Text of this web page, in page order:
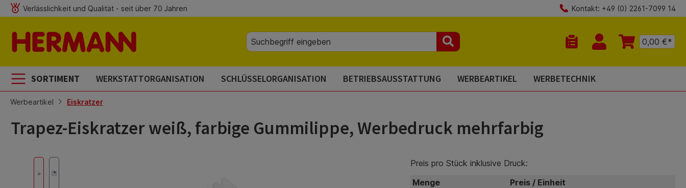
Hauptinhalt springen
Zur Suche springen
Zur Hauptnavigation springen
Verlässlichkeit und Qualität - seit über 70 Jahren Kontakt: +49 (0) 2261-7099 14
Du hast 0 Produkte auf dem
0,00 €*
SORTIMENT WERKSTATTORGANISATION SCHLÜSSELORGANISATION BETRIEBSAUSSTATTUNG WERBEARTIKEL WERBETECHNIK
Werbeartikel Eiskratzer
Trapez-Eiskratzer weiß, farbige Gummilippe, Werbedruck mehrfarbig
Bildergalerie überspringen
Preis pro Stück inklusive Druck:
Menge
Preis / Einheit